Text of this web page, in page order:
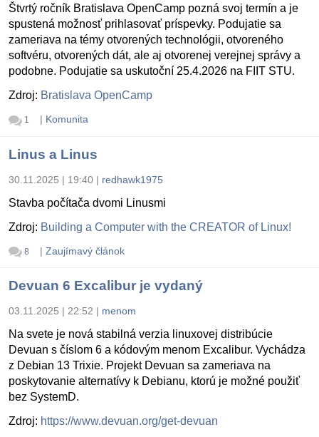
Štvrtý ročník Bratislava OpenCamp pozná svoj termín a je
spustená možnosť prihlasovať príspevky. Podujatie sa
zameriava na témy otvorených technológii, otvoreného
softvéru, otvorených dát, ale aj otvorenej verejnej správy a
podobne. Podujatie sa uskutoční 25.4.2026 na FIIT STU.
Zdroj: Bratislava OpenCamp
1 | Komunita
Linus a Linus
30.11.2025 | 19:40 | redhawk1975
Stavba počítača dvomi Linusmi
Zdroj: Building a Computer with the CREATOR of Linux!
8 | Zaujímavý článok
Devuan 6 Excalibur je vydaný
03.11.2025 | 22:52 | menom
Na svete je nová stabilná verzia linuxovej distribúcie
Devuan s číslom 6 a kódovým menom Excalibur. Vychádza
z Debian 13 Trixie. Projekt Devuan sa zameriava na
poskytovanie alternatívy k Debianu, ktorú je možné použiť
bez SystemD.
Zdroj: https://www.devuan.org/get-devuan